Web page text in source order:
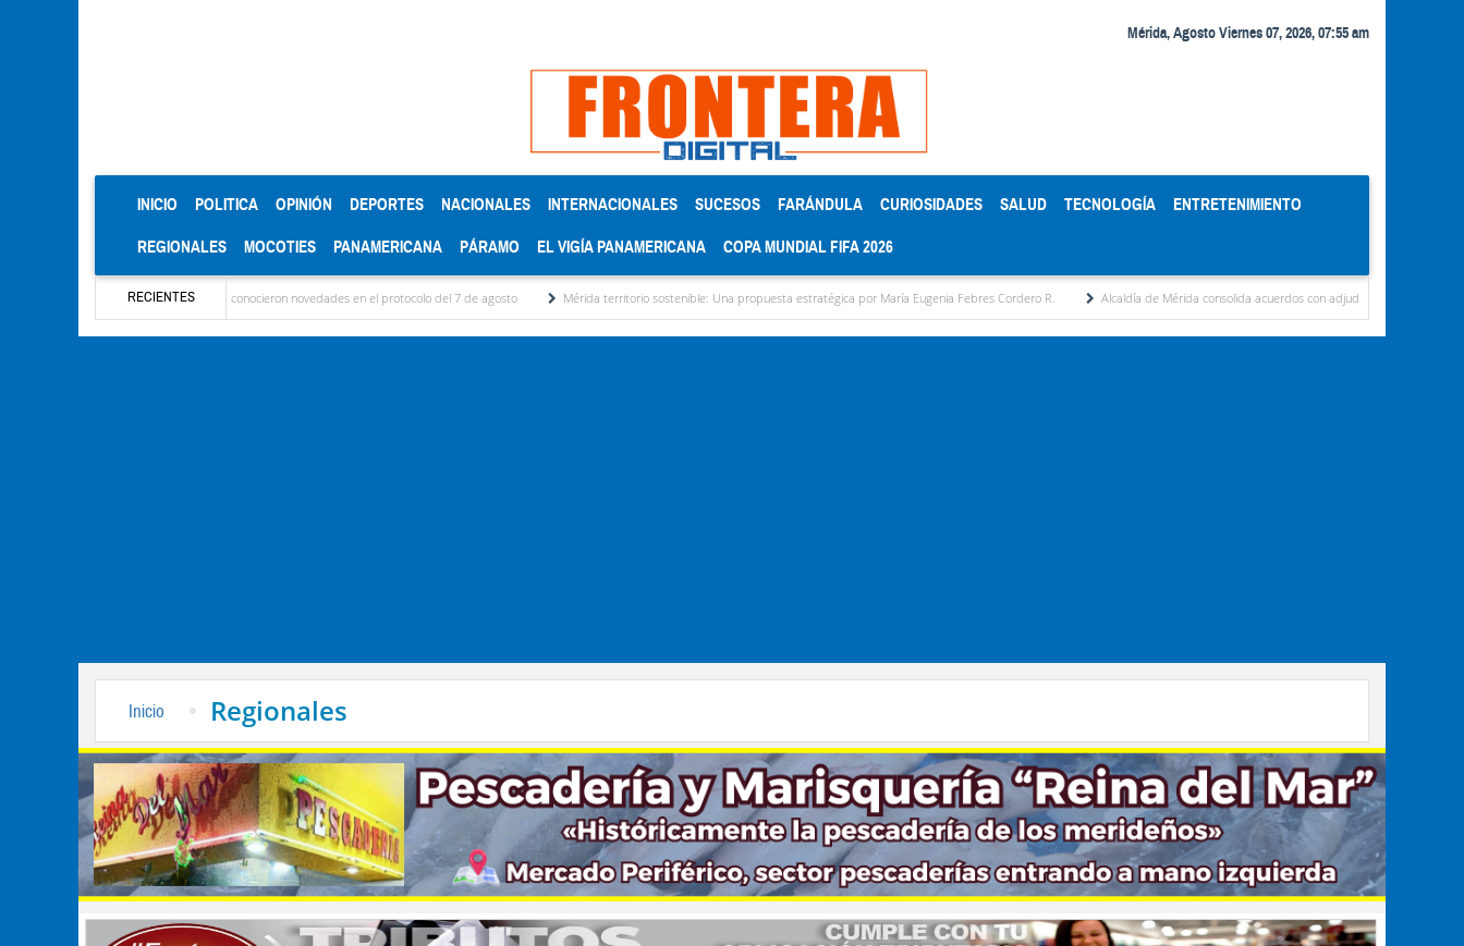
Mérida, Agosto Viernes 07, 2026, 07:55 am
INICIO (CURRENT)
POLITICA OPINIÓN DEPORTES NACIONALES INTERNACIONALES SUCESOS FARÁNDULA CURIOSIDADES SALUD TECNOLOGÍA ENTRETENIMIENTO
REGIONALES MOCOTIES PANAMERICANA PÁRAMO EL VIGÍA PANAMERICANA COPA MUNDIAL FIFA 2026
RECIENTES
las delegaciones y se conocieron novedades en el protocolo del 7 de agosto Mérida territorio sostenible: Una propuesta estratégica por María Eugenia Febres Cordero R. Alcaldía de Mérida consolida acuerdos con adjudicatarios del Mercado Periférico
Inicio Regionales